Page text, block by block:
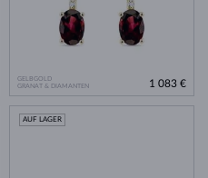
GELBGOLD
GRANAT & DIAMANTEN
1 083 €
AUF LAGER